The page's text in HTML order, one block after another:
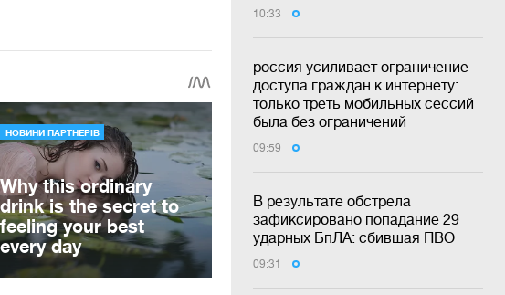
10:33
россия усиливает ограничение
доступа граждан к интернету:
только треть мобильных сессий
была без ограничений
09:59
В результате обстрела
зафиксировано попадание 29
ударных БпЛА: сбившая ПВО
09:31